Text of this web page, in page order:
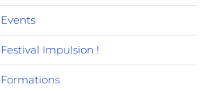
Events
Festival Impulsion !
Formations